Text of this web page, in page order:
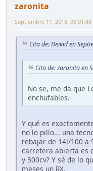
zaronita
Septiembre 11, 2018, 08:01:48
Cita de: Deivid en
Cita de: zaronita en
No se, me da que
enchufables.
Y qué es
no lo pillo... una
rebajar de 14l/100 a
carretera abierta es
y 300cv? Y sé de lo
meses un RX.